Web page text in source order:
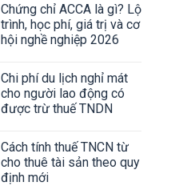
Chứng chỉ ACCA là gì? Lộ
trình, học phí, giá trị và cơ
hội nghề nghiệp 2026
Chi phí du lịch nghỉ mát
cho người lao động có
được trừ thuế TNDN
Cách tính thuế TNCN từ
cho thuê tài sản theo quy
định mới